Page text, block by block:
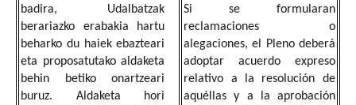
badira, Udalbatzak
berariazko erabakia hartu
beharko du haiek ebazteari
eta proposatutako aldaketa
behin betiko onartzeari
buruz. Aldaketa hori
Si se formularan
reclamaciones o
alegaciones, el Pleno deberá
adoptar acuerdo expreso
relativo a la resolución de
aquéllas y a la aprobación